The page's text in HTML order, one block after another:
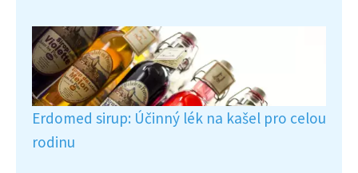
Erdomed sirup: Účinný lék na kašel pro celou
rodinu